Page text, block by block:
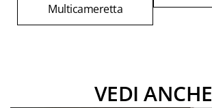
Multicameretta
VEDI ANCHE